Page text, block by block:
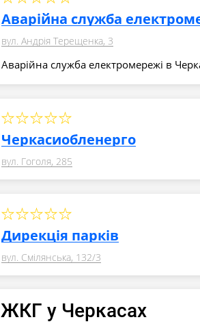
Аварійна служба
вул. Андрія Терещенка, 3
Аварійна служба електромережі в
Черкасиобленерго
вул. Гоголя, 285
Дирекція парків
вул. Смілянська, 132/3
ЖКГ у Черкасах